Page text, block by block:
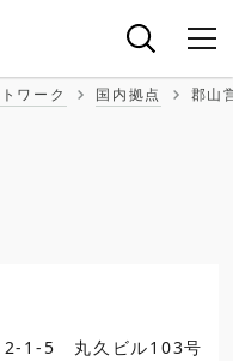
ワーク 国内拠点 郡山
1-5 丸久ビル103号